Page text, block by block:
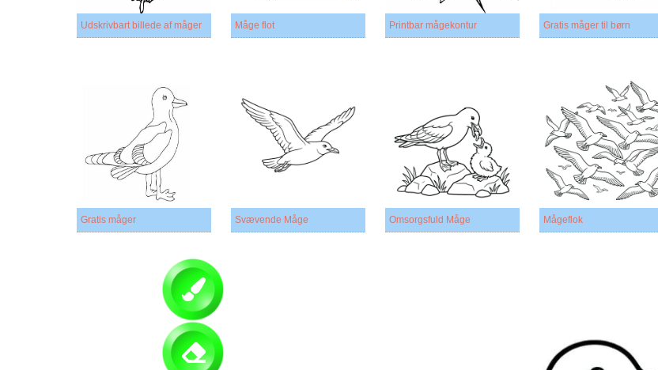
Udskrivbart billede af måger Måge flot Printbar mågekontur Gratis måger til børn
Gratis måger Svævende Måge Omsorgsfuld Måge Mågeflok